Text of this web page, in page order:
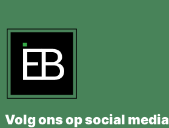
Volg ons op social media